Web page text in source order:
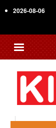
to
content
2026-08-06